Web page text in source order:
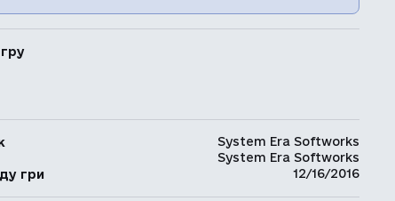
System Era Softworks
System Era Softworks
гри
12/16/2016